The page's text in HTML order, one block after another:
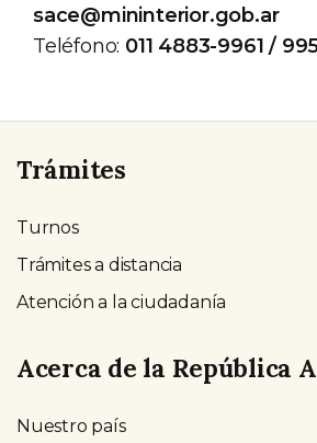
sace@mininterior.gob.ar
Teléfono: 011 4883-9961 /
Trámites
Turnos
Trámites a distancia
Atención a la ciudadanía
Acerca de la República
Nuestro país